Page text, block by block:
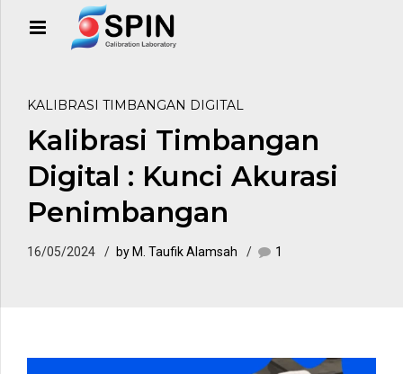
KALIBRASI TIMBANGAN DIGITAL
Kalibrasi Timbangan
Digital : Kunci Akurasi
Penimbangan
16/05/2024 by M. Taufik Alamsah 1